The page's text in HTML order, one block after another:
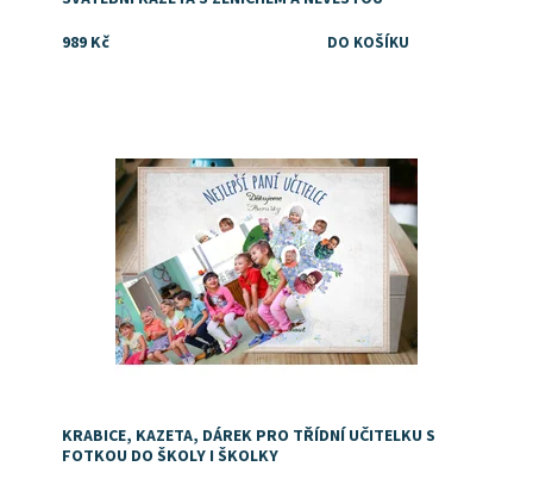
989 Kč
Dostupnost:
Skladem
KRABICE, KAZETA, DÁREK PRO TŘÍDNÍ UČITELKU S
FOTKOU DO ŠKOLY I ŠKOLKY